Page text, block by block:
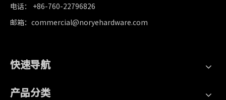
电话： +86-760-22796826
邮箱：commercial@noryehardware.com
快速导航
产品分类